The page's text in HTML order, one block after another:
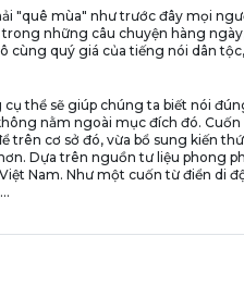
"quê mùa" như trước đây mọi
những câu chuyện hàng
cùng quý giá của tiếng nói dân
thể sẽ giúp chúng ta biết nói
nằm ngoài mục đích đó. Cuốn
cơ sở đó, vừa bổ sung kiến
Dựa trên nguồn tư liệu phong
Nam. Như một cuốn từ điển di